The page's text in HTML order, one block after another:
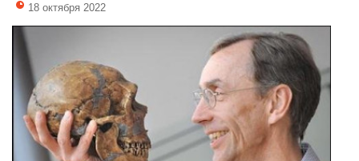
18 октября 2022